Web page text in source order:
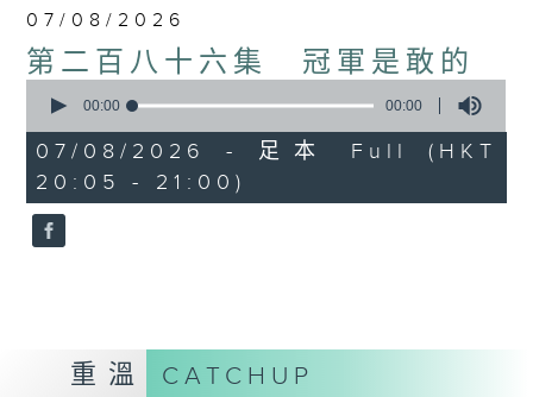
07/08/2026
第二百八十六集 冠軍是敢的
seconds
0
seconds
00:00 00:00
07/08/2026 - 足本 Full (HKT
20:05 - 21:00)
重溫 CATCHUP